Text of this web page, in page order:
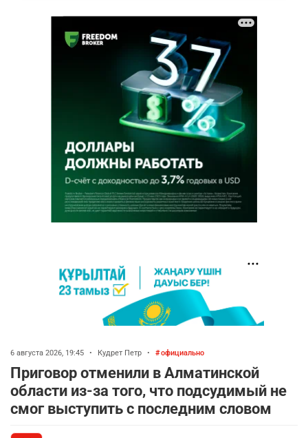
6 августа 2026, 19:45 • Кудрет Петр • официально
Приговор отменили в Алматинской
области из-за того, что подсудимый не
смог выступить с последним словом